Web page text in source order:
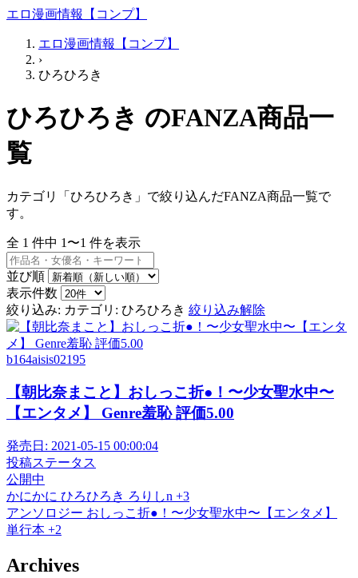
エロ漫画情報【コンプ】
エロ漫画情報【コンプ】
›
ひろひろき
ひろひろき のFANZA商品一
覧
カテゴリ「ひろひろき」で絞り込んだFANZA商品一覧で
す。
全 1 件中 1〜1 件を表示
並び順
表示件数
絞り込み: カテゴリ: ひろひろき 絞り込み解除
b164aisis02195
【朝比奈まこと】おしっこ折●！〜少女聖水中〜
【エンタメ】 Genre羞恥 評価5.00
発売日: 2021-05-15 00:00:04
投稿ステータス
公開中
かにかに ひろひろき ろりしn +3
アンソロジー おしっこ折●！〜少女聖水中〜【エンタメ】
単行本 +2
Archives